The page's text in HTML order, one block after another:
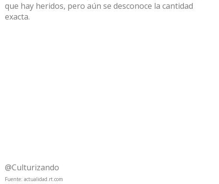
que hay heridos, pero aún se desconoce la cantidad
exacta.
@Culturizando
Fuente: actualidad.rt.com